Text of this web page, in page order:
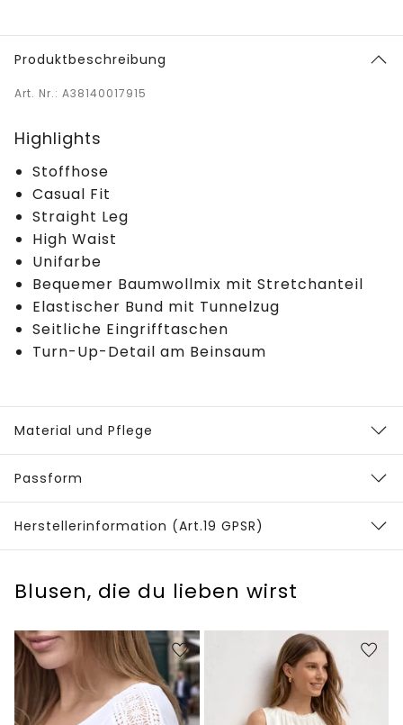
Produktbeschreibung
Art. Nr.: A38140017915
Highlights
Stoffhose
Casual Fit
Straight Leg
High Waist
Unifarbe
Bequemer Baumwollmix mit Stretchanteil
Elastischer Bund mit Tunnelzug
Seitliche Eingrifftaschen
Turn-Up-Detail am Beinsaum
Material und Pflege
Passform
Herstellerinformation (Art.19 GPSR)
Blusen, die du lieben wirst